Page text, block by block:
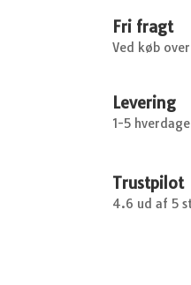
Fri fragt
Ved køb
Levering
1-5 hverdage
Trustpilot
4.6 ud af 5